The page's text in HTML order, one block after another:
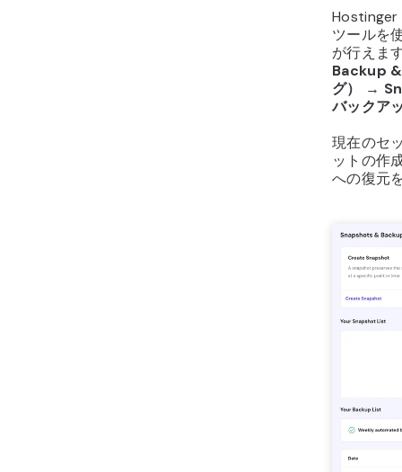
Hostinger
ツールを
が行えま
Backup
グ）
→
バックア
現在のセ
ットの作
への復元